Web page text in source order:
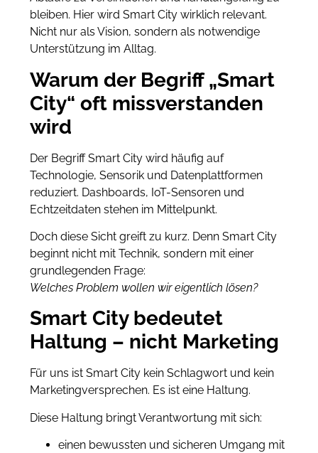
bleiben. Hier wird Smart City wirklich relevant.
Nicht nur als Vision, sondern als notwendige
Unterstützung im Alltag.
Warum der Begriff „Smart
City“ oft missverstanden
wird
Der Begriff Smart City wird häufig auf
Technologie, Sensorik und Datenplattformen
reduziert. Dashboards, IoT-Sensoren und
Echtzeitdaten stehen im Mittelpunkt.
Doch diese Sicht greift zu kurz. Denn Smart City
beginnt nicht mit Technik, sondern mit einer
grundlegenden Frage:
Welches Problem wollen wir eigentlich lösen?
Smart City bedeutet
Haltung – nicht Marketing
Für uns ist Smart City kein Schlagwort und kein
Marketingversprechen. Es ist eine Haltung.
Diese Haltung bringt Verantwortung mit sich:
einen bewussten und sicheren Umgang mit